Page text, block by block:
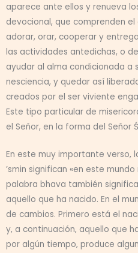
aparece ante ellos y renueva
devocional, que comprenden
adorar, orar, cooperar y
las actividades antedichas, o
ayudar al alma condicionada a
nesciencia, y quedar así
creados por el ser viviente
Este tipo particular de
el Señor, en la forma del Señor
En este muy importante verso,
’smin significan «en este mundo
palabra bhava también
aquello que ha nacido. En el
de cambios. Primero está el
y, a continuación, aquello que
por algún tiempo, produce